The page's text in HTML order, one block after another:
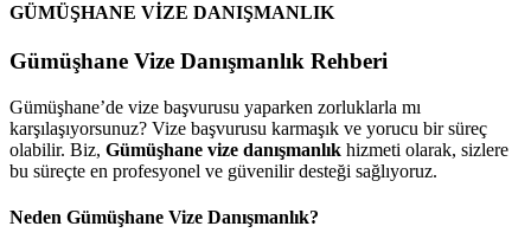
GÜMÜŞHANE VİZE DANIŞMANLIK
Gümüşhane Vize Danışmanlık Rehberi
Gümüşhane’de vize başvurusu yaparken zorluklarla mı
karşılaşıyorsunuz? Vize başvurusu karmaşık ve yorucu bir süreç
olabilir. Biz, Gümüşhane vize danışmanlık hizmeti olarak, sizlere
bu süreçte en profesyonel ve güvenilir desteği sağlıyoruz.
Neden Gümüşhane Vize Danışmanlık?